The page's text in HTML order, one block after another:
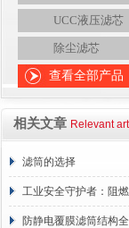
UCC液压滤芯
除尘滤芯
查看全部产品
相关文章 Relevant
滤筒的选择
工业安全守护者：阻
术原理与应用解析
防静电覆膜滤筒结构